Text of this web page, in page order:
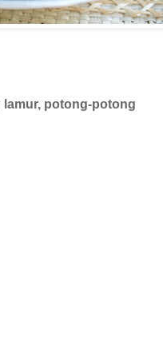
potong-potong